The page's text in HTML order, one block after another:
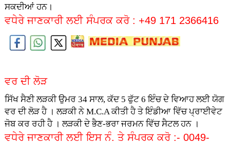
ਸਕਦੀਆਂ ਹਨ।
ਵਧੇਰੇ ਜਾਣਕਾਰੀ ਲਈ ਸੰਪਰਕ ਕਰੋ : +49 171 2366416
ਵਰ ਦੀ ਲੋੜ
ਸਿੱਖ ਸੈਣੀ ਲੜਕੀ ਉਮਰ 34 ਸਾਲ, ਕੱਦ 5 ਫੁੱਟ 6 ਇੰਚ ਦੇ ਵਿਆਹ ਲਈ ਯੋਗ
ਵਰ ਦੀ ਲੋੜ ਹੈ । ਲੜਕੀ ਨੇ M.C.A ਕੀਤੀ ਹੈ ਤੇ ਇੰਡੀਆ ਵਿੱਚ ਪ੍ਰਾਈਵੇਟ
ਜੋਬ ਕਰ ਰਹੀ ਹੈ । ਲੜਕੀ ਦੇ ਭੈਣ-ਭਰਾ ਜਰਮਨ ਵਿੱਚ ਸੈਟਲ ਹਨ ।
ਵਧੇਰੇ ਜਾਣਕਾਰੀ ਲਈ ਇਸ ਨੰ. ਤੇ ਸੰਪਰਕ ਕਰੋ :- 0049-